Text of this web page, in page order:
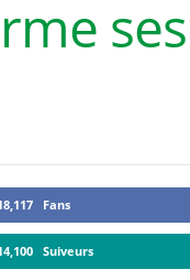
ses
Fans
Suiveurs